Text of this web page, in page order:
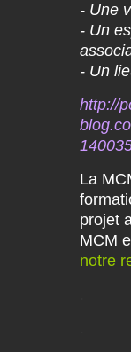
- Une
- Un
- Un
http://
La
projet
MCM
notre